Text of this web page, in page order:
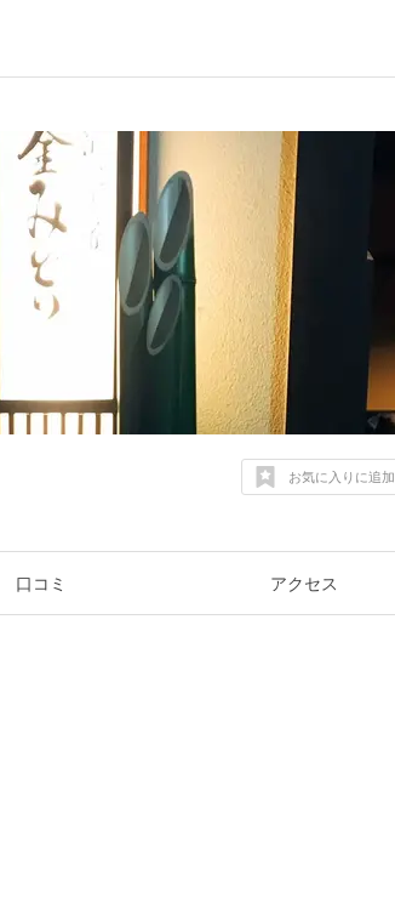
お気に入りに追加
口コミ アクセス